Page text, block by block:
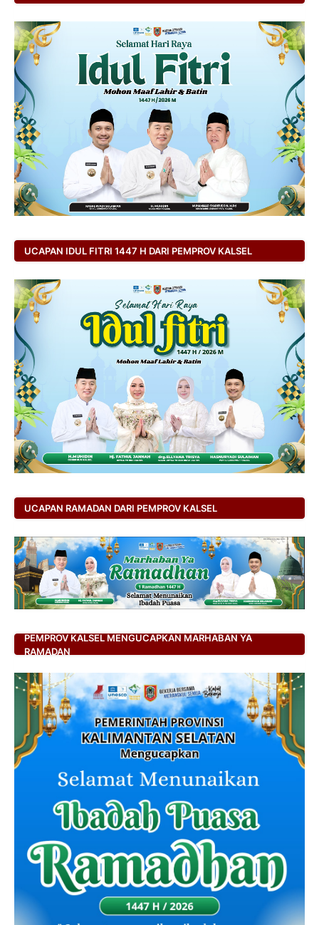
UCAPAN IDUL FITRI 1447 H DARI PEMPROV KALSEL
UCAPAN RAMADAN DARI PEMPROV KALSEL
PEMPROV KALSEL MENGUCAPKAN MARHABAN YA
RAMADAN